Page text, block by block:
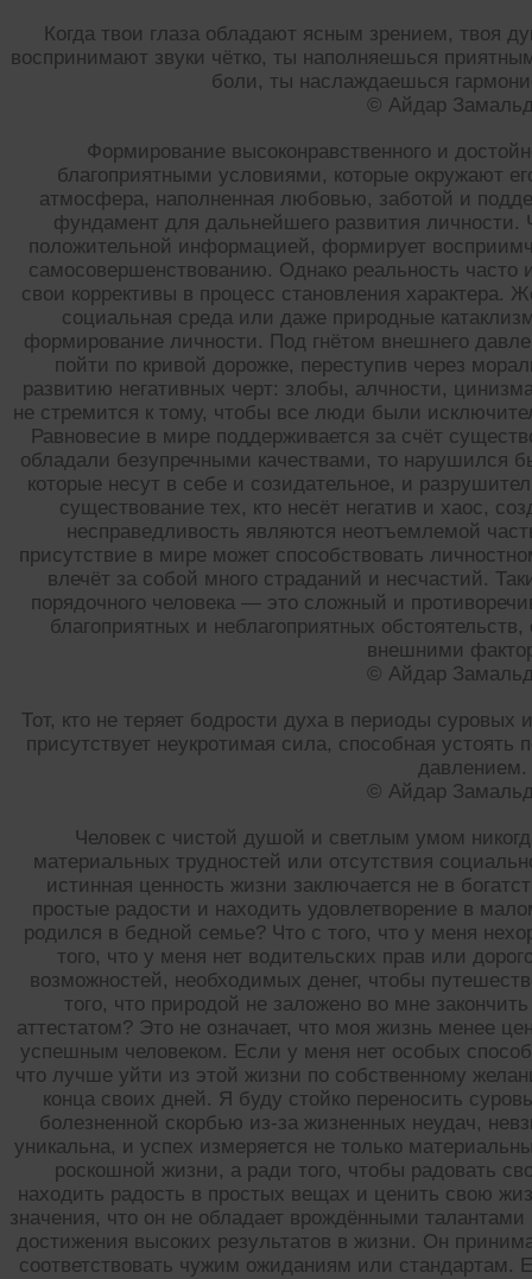
Когда твои глаза обладают ясным зрением, твоя
воспринимают звуки чётко, ты наполняешься
боли, ты наслаждаешься
© Айдар
Формирование высоконравственного и
благоприятными условиями, которые окружают
атмосфера, наполненная любовью, заботой и
фундамент для дальнейшего развития
положительной информацией, формирует
самосовершенствованию. Однако реальность часто
свои коррективы в процесс становления характера.
социальная среда или даже природные
формирование личности. Под гнётом внешнего
пойти по кривой дорожке, переступив через
развитию негативных черт: злобы, алчности,
не стремится к тому, чтобы все люди были
Равновесие в мире поддерживается за счёт
обладали безупречными качествами, то нарушился
которые несут в себе и созидательное, и
существование тех, кто несёт негатив и хаос,
несправедливость являются неотъемлемой
присутствие в мире может способствовать
влечёт за собой много страданий и несчастий.
порядочного человека — это сложный и
благоприятных и неблагоприятных
внешними
© Айдар
Тот, кто не теряет бодрости духа в периоды
присутствует неукротимая сила, способная
давлением.
© Айдар
Человек с чистой душой и светлым умом
материальных трудностей или отсутствия
истинная ценность жизни заключается не в
простые радости и находить удовлетворение в
родился в бедной семье? Что с того, что у меня
того, что у меня нет водительских прав или
возможностей, необходимых денег, чтобы
того, что природой не заложено во мне
аттестатом? Это не означает, что моя жизнь менее
успешным человеком. Если у меня нет особых
что лучше уйти из этой жизни по собственному
конца своих дней. Я буду стойко переносить
болезненной скорбью из-за жизненных неудач,
уникальна, и успех измеряется не только
роскошной жизни, а ради того, чтобы радовать
находить радость в простых вещах и ценить свою
значения, что он не обладает врождёнными
достижения высоких результатов в жизни. Он
соответствовать чужим ожиданиям или стандартам.